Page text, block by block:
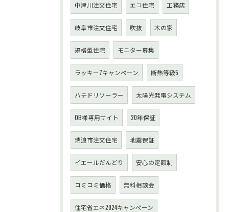
中津川注文住宅 エコ住宅 工務店
岐阜市注文住宅 吹抜 木の家
規格型住宅 モニター募集
ラッキー7キャンペーン 断熱等級5
ハチドリソーラー 太陽光発電システム
OB様専用サイト 20年保証
瑞浪市注文住宅 地震保証
イエールだんどり 安心の定額制
コミコミ価格 無料相談会
住宅省エネ2024キャンペーン